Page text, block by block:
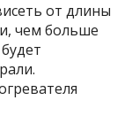
от длины
чем больше